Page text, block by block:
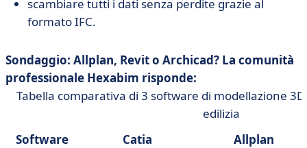
scambiare tutti i dati senza perdite grazie al
formato IFC.
Sondaggio: Allplan, Revit o Archicad? La comunità
professionale Hexabim risponde:
Tabella comparativa di 3 software di modellazione
edilizia
Software
Catia Allplan